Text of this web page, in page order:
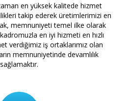
en yüksek kalitede hizmet
takip ederek üretimlerimizi en
memnuniyeti temel ilke olarak
en iyi hizmeti en hızlı
verdiğimiz iş ortaklarımız olan
memnuniyetinde devamlılık
sağlamaktır.